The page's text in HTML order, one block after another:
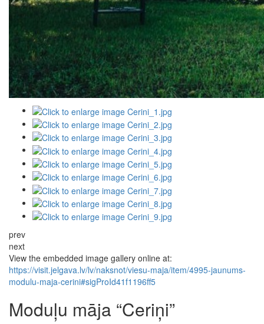
prev
next
View the embedded image gallery online at:
https://visit.jelgava.lv/lv/naksnot/viesu-maja/item/4995-jaunums-
modulu-maja-cerini#sigProId41f1196ff5
Moduļu māja “Ceriņi”